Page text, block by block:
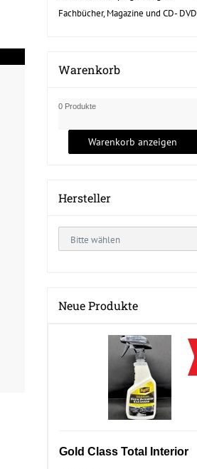
Fachbücher, Magazine und CD- DVD
Warenkorb
0 Produkte
Warenkorb anzeigen
Hersteller
Neue Produkte
Gold Class Total Interior